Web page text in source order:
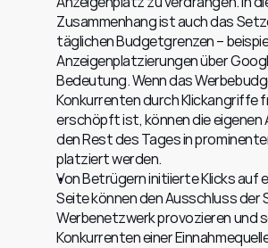
Zusammenhang ist auch das
täglichen Budgetgrenzen –
Anzeigenplatzierungen über
Bedeutung. Wenn das
Konkurrenten durch Klickangriffe
erschöpft ist, können die eigenen
den Rest des Tages in
platziert werden.
Von Betrügern initiierte Klicks auf
Seite können den Ausschluss der
Werbenetzwerk provozieren und
Konkurrenten einer